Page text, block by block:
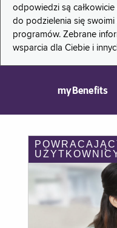
odpowiedzi są
do podzielenia się
programów. Zebrane
wsparcia dla Ciebie i
myBenefits